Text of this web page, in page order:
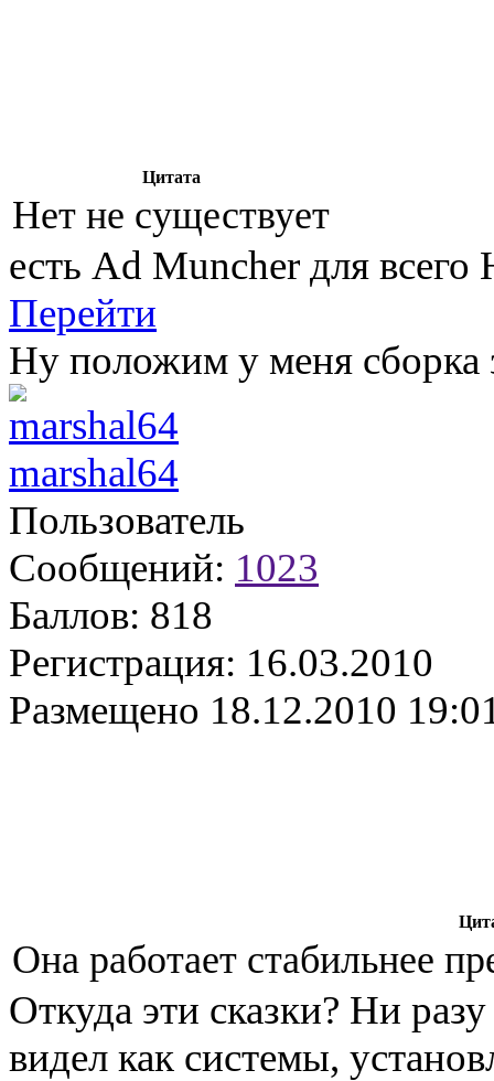
Цитата
Нет не существует
есть Ad Muncher для всего
Перейти
Ну положим у меня сборка
marshal64
Пользователь
Сообщений: 1023
Баллов: 818
Регистрация: 16.03.2010
Размещено 18.12.2010
Она работает стабильнее
Откуда эти сказки? Ни
видел как системы,